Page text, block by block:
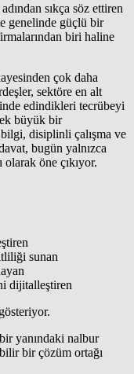
sıkça söz ettiren
genelinde güçlü bir
biri haline
çok daha
sektöre en alt
edindikleri tecrübeyi
büyük bir
disiplinli çalışma ve
bugün yalnızca
öne çıkıyor.
sunan
dijitalleştiren
yanındaki nalbur
bir çözüm ortağı